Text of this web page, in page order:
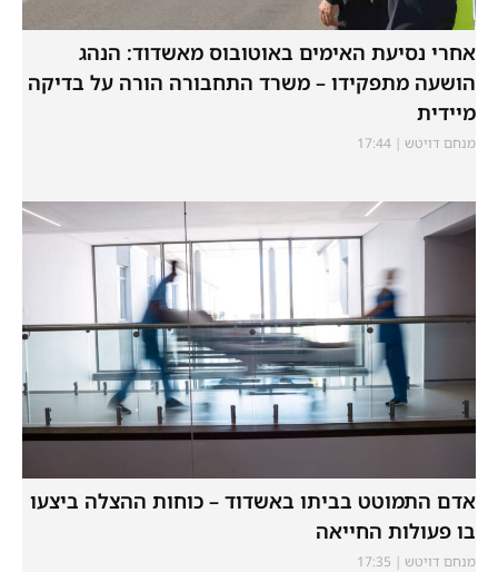
אחרי נסיעת האימים באוטובוס מאשדוד: הנהג
הושעה מתפקידו – משרד התחבורה הורה על בדיקה
מיידית
מנחם דויטש
אדם התמוטט בביתו באשדוד – כוחות ההצלה ביצעו
בו פעולות החייאה
מנחם דויטש